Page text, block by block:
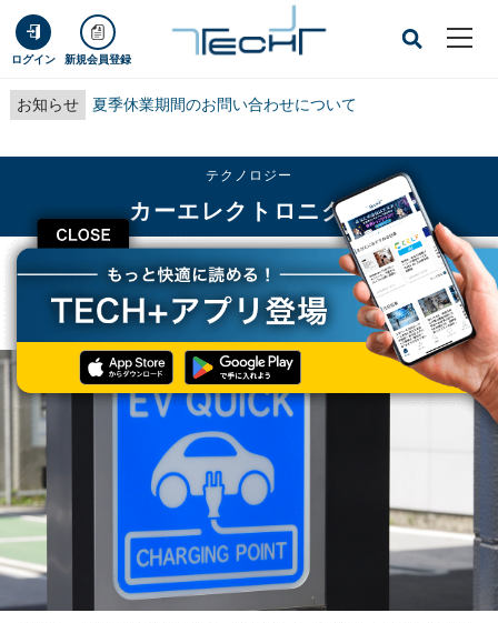
ログイン 新規会員登録
お知らせ 夏季休業期間のお問い合わせについて
CLOSE
テクノロジー
カーエレクトロニクス
TECH+ テクノロジー
カーエレクトロニクス
日立、EV充電設備の小型化と急速・複数台充電を実現可能な新技術を開発